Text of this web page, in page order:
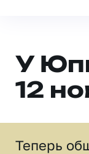
У
12
Теперь